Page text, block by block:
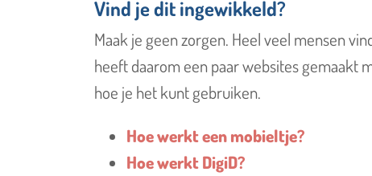
Vind je dit ingewikkeld?
Maak je geen zorgen. Heel veel mensen
heeft daarom een paar websites gemaakt
hoe je het kunt gebruiken.
Hoe werkt een mobieltje?
Hoe werkt DigiD?